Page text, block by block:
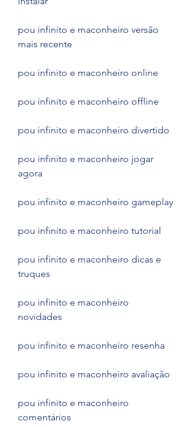
pou infinito e maconheiro versão
mais recente
pou infinito e maconheiro online
pou infinito e maconheiro offline
pou infinito e maconheiro divertido
pou infinito e maconheiro jogar
agora
pou infinito e maconheiro gameplay
pou infinito e maconheiro tutorial
pou infinito e maconheiro dicas e
truques
pou infinito e maconheiro
novidades
pou infinito e maconheiro resenha
pou infinito e maconheiro avaliação
pou infinito e maconheiro
comentários